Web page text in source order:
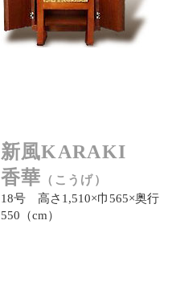
新風KARAKI
香華 （こうげ）
18号 高さ1,510×巾565×奥行
550（cm）